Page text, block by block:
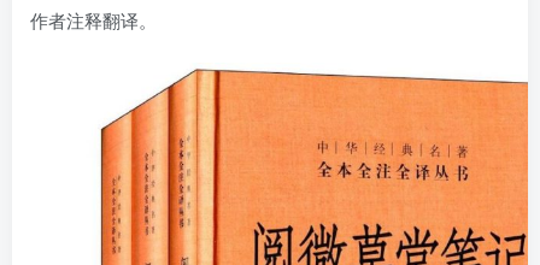
作者注释翻译。